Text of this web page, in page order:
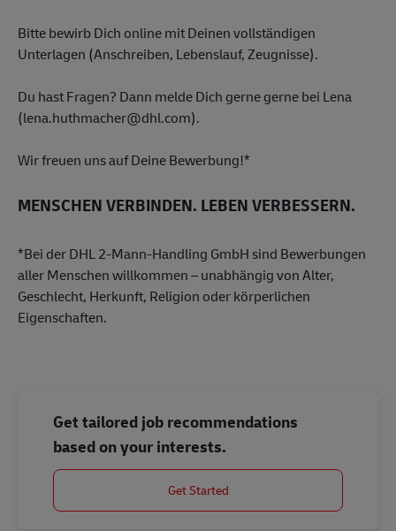
Bitte bewirb Dich online mit Deinen vollständigen
Unterlagen (Anschreiben, Lebenslauf, Zeugnisse).
Du hast Fragen? Dann melde Dich gerne gerne bei Lena
(lena.huthmacher@dhl.com).
Wir freuen uns auf Deine Bewerbung!*
MENSCHEN VERBINDEN. LEBEN VERBESSERN.
*Bei der DHL 2-Mann-Handling GmbH sind Bewerbungen
aller Menschen willkommen – unabhängig von Alter,
Geschlecht, Herkunft, Religion oder körperlichen
Eigenschaften.
Get tailored job recommendations
based on your interests.
Get Started